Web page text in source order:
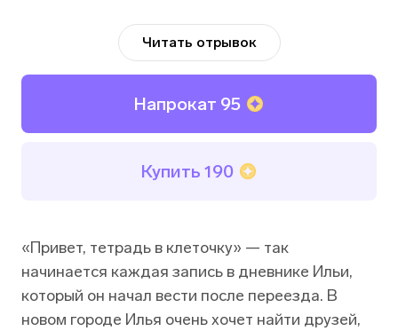
Напрокат 95
Купить 190
Читать отрывок
«Привет, тетрадь в клеточку» — так
начинается каждая запись в дневнике Ильи,
который он начал вести после переезда. В
новом городе Илья очень хочет найти друзей,